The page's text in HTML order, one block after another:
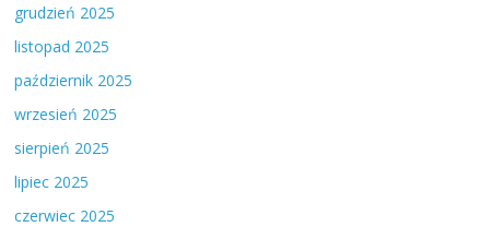
grudzień 2025
listopad 2025
październik 2025
wrzesień 2025
sierpień 2025
lipiec 2025
czerwiec 2025